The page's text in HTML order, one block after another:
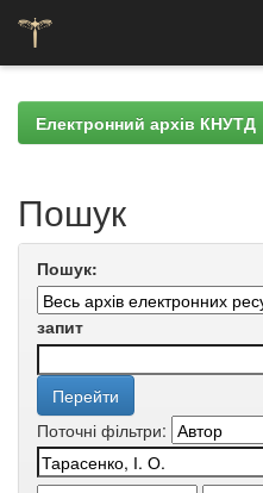
navigationЕлектронний архів КНУТД
Пошук
Пошук:
запит
Поточні фільтри: